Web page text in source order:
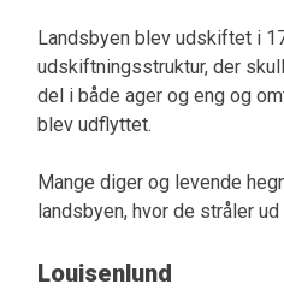
Landsbyen blev udskiftet i
udskiftningsstruktur, der
del i både ager og eng og
blev udflyttet.
Mange diger og levende
landsbyen, hvor de stråler
Louisenlund